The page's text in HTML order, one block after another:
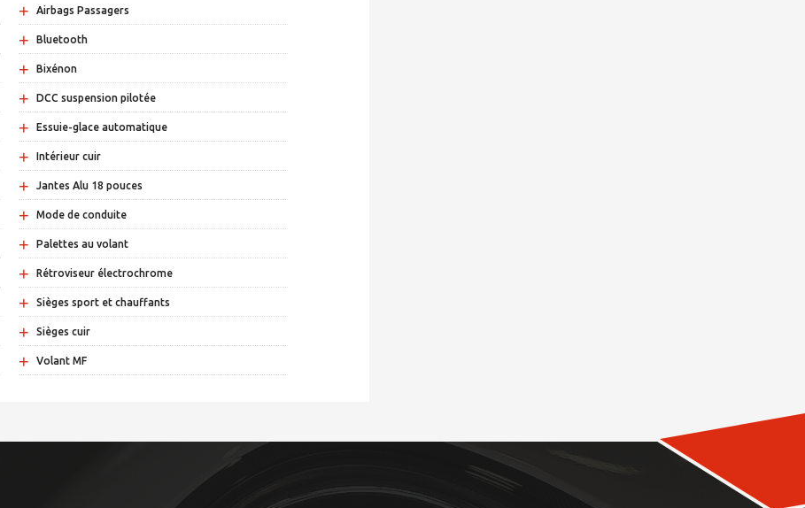
+ Airbags Passagers
+ Bluetooth
+ Bixénon
+ DCC suspension pilotée
+ Essuie-glace automatique
+ Intérieur cuir
+ Jantes Alu 18 pouces
+ Mode de conduite
+ Palettes au volant
+ Rétroviseur électrochrome
+ Sièges sport et chauffants
+ Sièges cuir
+ Volant MF